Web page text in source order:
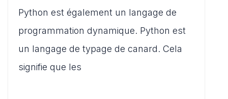
s
A
p
p
e
b
o
o
l
di
t
o
d
o
ta
g
er
Python est également un langage de
programmation dynamique. Python est
un langage de typage de canard. Cela
signifie que les